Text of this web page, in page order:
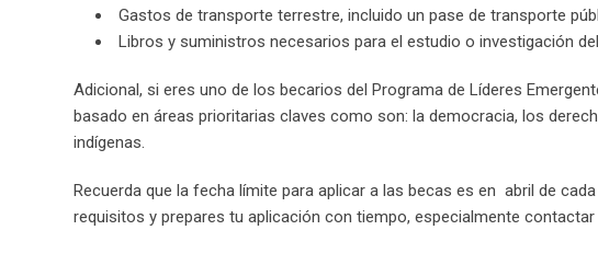
Gastos de transporte terrestre, incluido un pase de transporte
Libros y suministros necesarios para el estudio o investigación
Adicional, si eres uno de los becarios del Programa de Líderes
basado en áreas prioritarias claves como son: la democracia, los
indígenas.
Recuerda que la fecha límite para aplicar a las becas es en abril de
requisitos y prepares tu aplicación con tiempo, especialmente